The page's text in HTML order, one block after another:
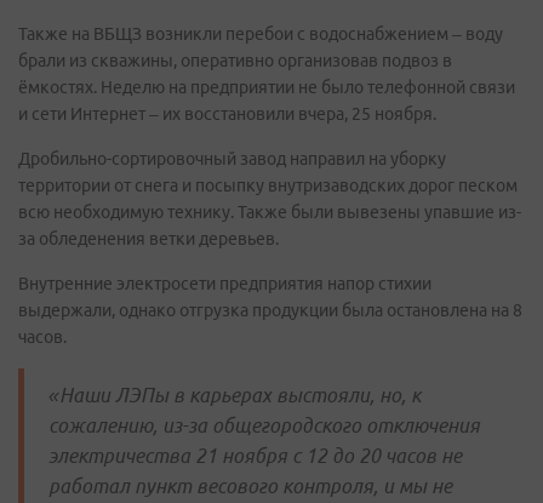
Также на ВБЩЗ возникли перебои с водоснабжением – воду
брали из скважины, оперативно организовав подвоз в
ёмкостях. Неделю на предприятии не было телефонной связи
и сети Интернет – их восстановили вчера, 25 ноября.
Дробильно-сортировочный завод направил на уборку
территории от снега и посыпку внутризаводских дорог песком
всю необходимую технику. Также были вывезены упавшие из-
за обледенения ветки деревьев.
Внутренние электросети предприятия напор стихии
выдержали, однако отгрузка продукции была остановлена на 8
часов.
«Наши ЛЭПы в карьерах выстояли, но, к
сожалению, из-за общегородского отключения
электричества 21 ноября с 12 до 20 часов не
работал пункт весового контроля, и мы не